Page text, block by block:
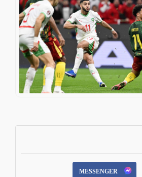
MESSENGER